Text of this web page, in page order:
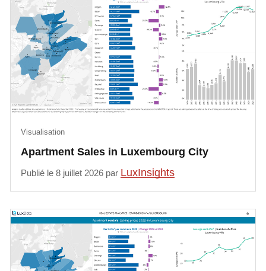
Apartment Sales in Luxembourg City
Visualisation
Publié le 8 juillet 2026 par LuxInsights